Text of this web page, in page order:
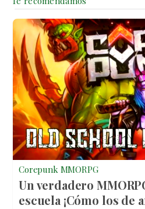
Corepunk MMORPG
Un verdadero
escuela ¡Cómo los de